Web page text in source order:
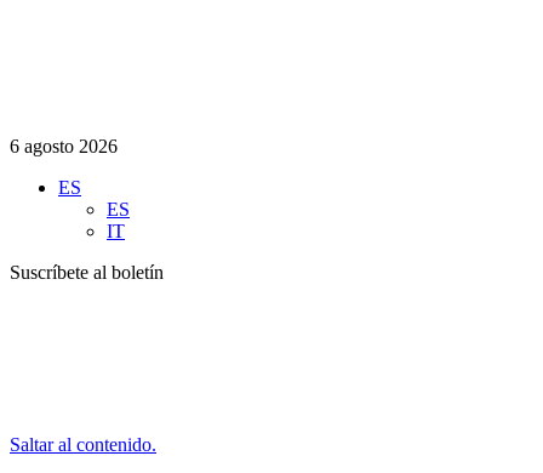
6 agosto 2026
ES
ES
IT
Suscríbete al boletín
Saltar al contenido.